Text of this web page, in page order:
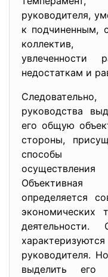
руководителя,
к подчиненным,
коллектив,
увлеченности
недостаткам и
руководства
его общую
стороны,
осуществления
определяется
экономических
деятельности.
руководителя.
выделить его